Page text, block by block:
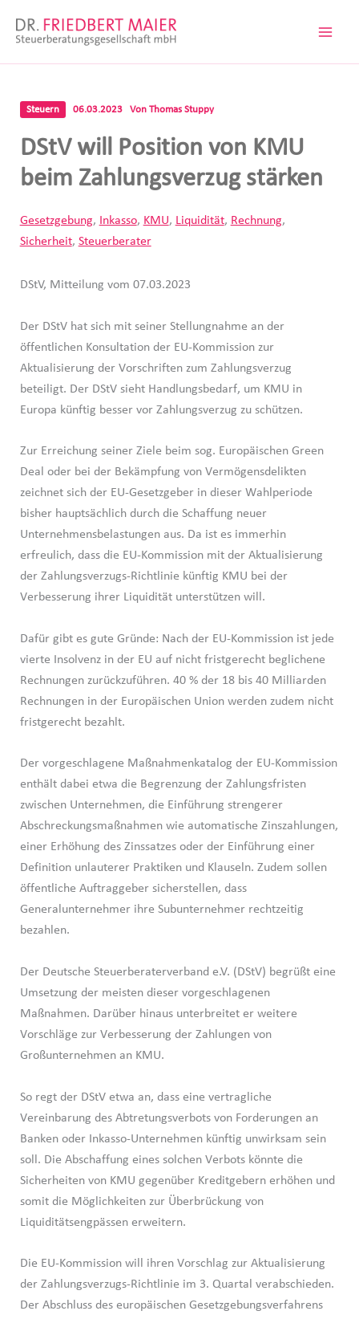
Inhalt
Steuern 06.03.2023 Von Thomas Stuppy
DStV will Position von KMU
beim Zahlungsverzug stärken
Gesetzgebung, Inkasso, KMU, Liquidität, Rechnung,
Sicherheit, Steuerberater
DStV, Mitteilung vom 07.03.2023
Der DStV hat sich mit seiner Stellungnahme an der
öffentlichen Konsultation der EU-Kommission zur
Aktualisierung der Vorschriften zum Zahlungsverzug
beteiligt. Der DStV sieht Handlungsbedarf, um KMU in
Europa künftig besser vor Zahlungsverzug zu schützen.
Zur Erreichung seiner Ziele beim sog. Europäischen Green
Deal oder bei der Bekämpfung von Vermögensdelikten
zeichnet sich der EU-Gesetzgeber in dieser Wahlperiode
bisher hauptsächlich durch die Schaffung neuer
Unternehmensbelastungen aus. Da ist es immerhin
erfreulich, dass die EU-Kommission mit der Aktualisierung
der Zahlungsverzugs-Richtlinie künftig KMU bei der
Verbesserung ihrer Liquidität unterstützen will.
Dafür gibt es gute Gründe: Nach der EU-Kommission ist jede
vierte Insolvenz in der EU auf nicht fristgerecht beglichene
Rechnungen zurückzuführen. 40 % der 18 bis 40 Milliarden
Rechnungen in der Europäischen Union werden zudem nicht
fristgerecht bezahlt.
Der vorgeschlagene Maßnahmenkatalog der EU-Kommission
enthält dabei etwa die Begrenzung der Zahlungsfristen
zwischen Unternehmen, die Einführung strengerer
Abschreckungsmaßnahmen wie automatische Zinszahlungen,
einer Erhöhung des Zinssatzes oder der Einführung einer
Definition unlauterer Praktiken und Klauseln. Zudem sollen
öffentliche Auftraggeber sicherstellen, dass
Generalunternehmer ihre Subunternehmer rechtzeitig
bezahlen.
Der Deutsche Steuerberaterverband e.V. (DStV) begrüßt eine
Umsetzung der meisten dieser vorgeschlagenen
Maßnahmen. Darüber hinaus unterbreitet er weitere
Vorschläge zur Verbesserung der Zahlungen von
Großunternehmen an KMU.
So regt der DStV etwa an, dass eine vertragliche
Vereinbarung des Abtretungsverbots von Forderungen an
Banken oder Inkasso-Unternehmen künftig unwirksam sein
soll. Die Abschaffung eines solchen Verbots könnte die
Sicherheiten von KMU gegenüber Kreditgebern erhöhen und
somit die Möglichkeiten zur Überbrückung von
Liquiditätsengpässen erweitern.
Die EU-Kommission will ihren Vorschlag zur Aktualisierung
der Zahlungsverzugs-Richtlinie im 3. Quartal verabschieden.
Der Abschluss des europäischen Gesetzgebungsverfahrens